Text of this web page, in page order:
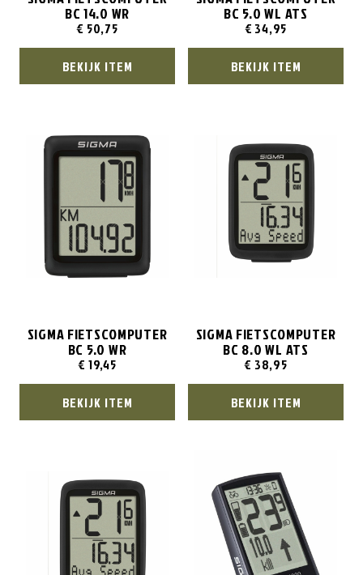
BC 14.0 WR
€ 50,75
BEKIJK ITEM
BC 5.0 WL ATS
€ 34,95
BEKIJK ITEM
SIGMA FIETSCOMPUTER
BC 5.0 WR
€ 19,45
BEKIJK ITEM
SIGMA FIETSCOMPUTER
BC 8.0 WL ATS
€ 38,95
BEKIJK ITEM